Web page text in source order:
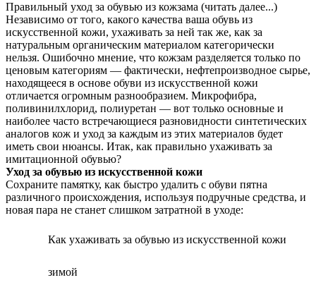
Правильный уход за обувью из кожзама (читать далее...)
Независимо от того, какого качества ваша обувь из
искусственной кожи, ухаживать за ней так же, как за
натуральным органическим материалом категорически
нельзя. Ошибочно мнение, что кожзам разделяется только по
ценовым категориям — фактически, нефтепроизводное сырье,
находящееся в основе обуви из искусственной кожи
отличается огромным разнообразием. Микрофибра,
поливинилхлорид, полиуретан — вот только основные и
наиболее часто встречающиеся разновидности синтетических
аналогов кож и уход за каждым из этих материалов будет
иметь свои нюансы. Итак, как правильно ухаживать за
имитационной обувью?
Уход за обувью из искусственной кожи
Сохраните памятку, как быстро удалить с обуви пятна
различного происхождения, используя подручные средства, и
новая пара не станет слишком затратной в уходе:
Как ухаживать за обувью из искусственной кожи
зимой